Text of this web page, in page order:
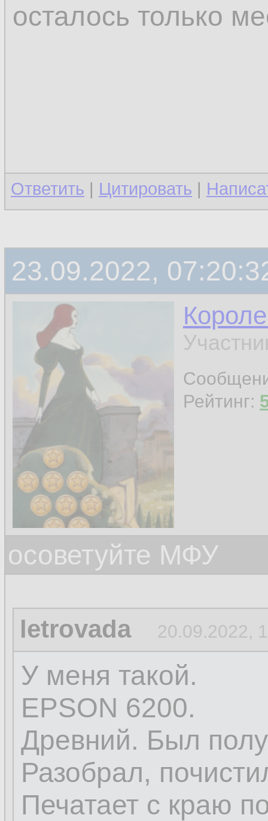
осталось только
Ответить | Цитировать |
23.09.2022,
Рейтинг:
осоветуйте МФУ
letrovada 20.09.2022,
У меня такой.
EPSON 6200.
Древний. Был
Разобрал,
Печатает с краю